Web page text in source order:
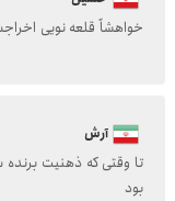
خواهشاً قلعه نویی
آرش
تا وقتی که ذهنیت
بود